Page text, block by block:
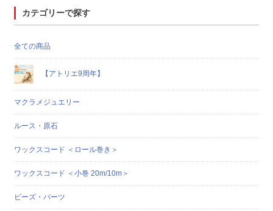
カテゴリーで探す
全ての商品
【アトリエ9周年】
マクラメジュエリー
ルース・原石
ワックスコード ＜ロール巻き＞
ワックスコード ＜小巻 20m/10m＞
ビーズ・パーツ